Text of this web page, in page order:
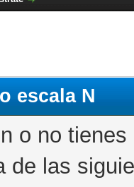
escala N
o no
de las